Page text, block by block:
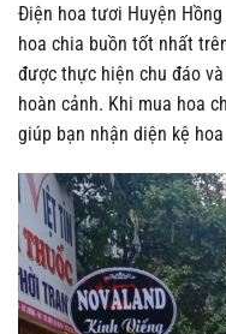
Điện hoa tươi Huyện
hoa chia buồn tốt nhất
được thực hiện chu đáo
hoàn cảnh. Khi mua hoa
giúp bạn nhận diện kệ